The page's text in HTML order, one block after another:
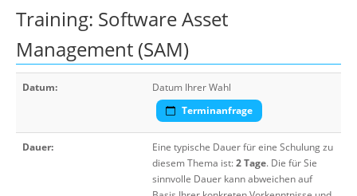
Training: Software Asset
Management (SAM)
Datum:
Datum Ihrer Wahl
Terminanfrage
Dauer:
Eine typische Dauer für eine Schulung zu
diesem Thema ist:2 Tage. Die für Sie
sinnvolle Dauer kann abweichen auf